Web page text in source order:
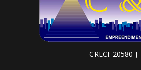
CRECI: 20580-J